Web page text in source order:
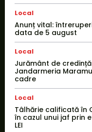
Local
Anunț vital:
data de 5 august
Local
Jurământ de
Jandarmeria
cadre
Local
Tâlhărie calificată în
în cazul unui jaf prin
LEI